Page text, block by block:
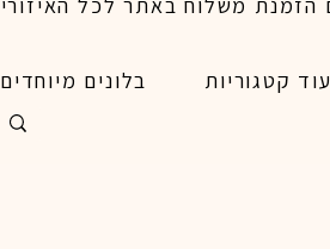
עוד קטגוריות בלונים מיוחדים